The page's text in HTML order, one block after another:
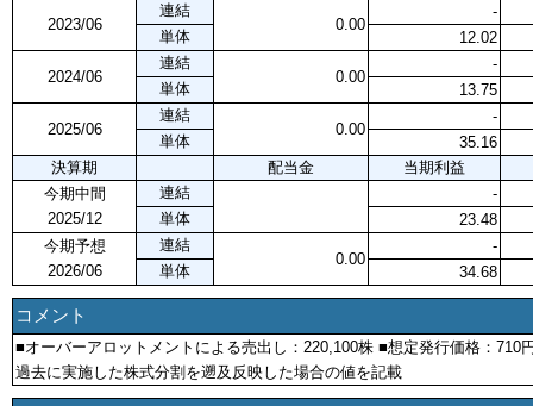
2023/06
連結
0.00
-
単体
12.02
2024/06
連結
0.00
-
単体
13.75
2025/06
連結
0.00
-
単体
35.16
決算期
配当金
当期利益
今期中間
2025/12
連結
-
単体
23.48
今期予想
2026/06
連結
0.00
-
単体
34.68
コメント
■オーバーアロットメントによる売出し：220,100株 ■想定発行価格：710
過去に実施した株式分割を遡及反映した場合の値を記載